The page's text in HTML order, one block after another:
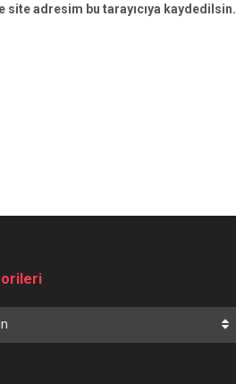
site adresim bu tarayıcıya kaydedilsin.